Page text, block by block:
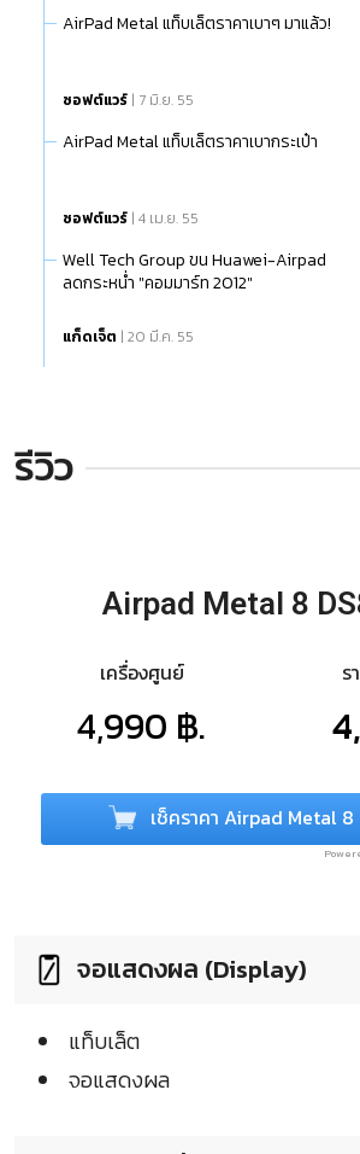
AirPad Metal แท็บเล็ตราคาเบาๆ มาแล้ว!
ซอฟต์แวร์ | 7 มิ.ย. 55
AirPad Metal แท็บเล็ตราคาเบากระเป๋า
ซอฟต์แวร์ | 4 เม.ย. 55
Well Tech Group ขน Huawei-Airpad
ลดกระหน่ำ "คอมมาร์ท 2012"
แก็ดเจ็ต | 20 มี.ค. 55
รีวิว
Airpad Metal 8
เครื่องศูนย์
4,990 ฿.
ร
เช็คราคา Airpad Metal 8
จอแสดงผล (Display)
แท็บเล็ต
จอแสดงผล